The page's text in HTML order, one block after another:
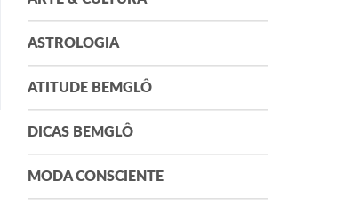
ASTROLOGIA
ATITUDE BEMGLÔ
DICAS BEMGLÔ
MODA CONSCIENTE